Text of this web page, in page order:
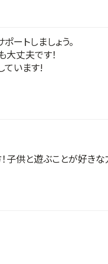
ートしましょう。
丈夫です！
ています!
子供と遊ぶことが好きな